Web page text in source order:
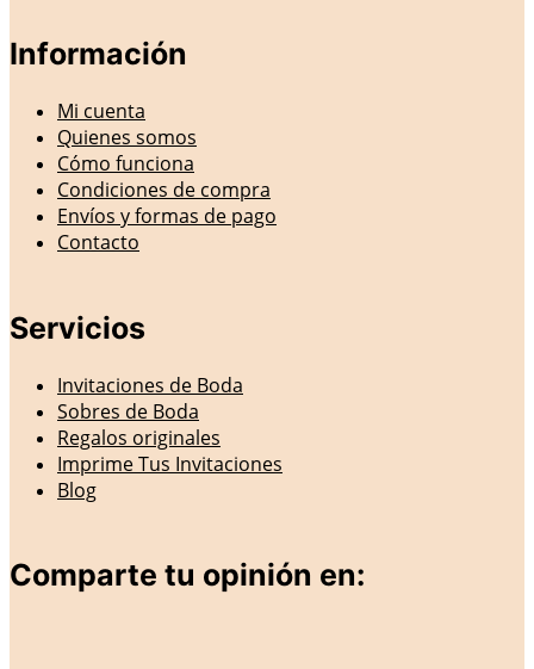
Información
Mi cuenta
Quienes somos
Cómo funciona
Condiciones de compra
Envíos y formas de pago
Contacto
Servicios
Invitaciones de Boda
Sobres de Boda
Regalos originales
Imprime Tus Invitaciones
Blog
Comparte tu opinión en: